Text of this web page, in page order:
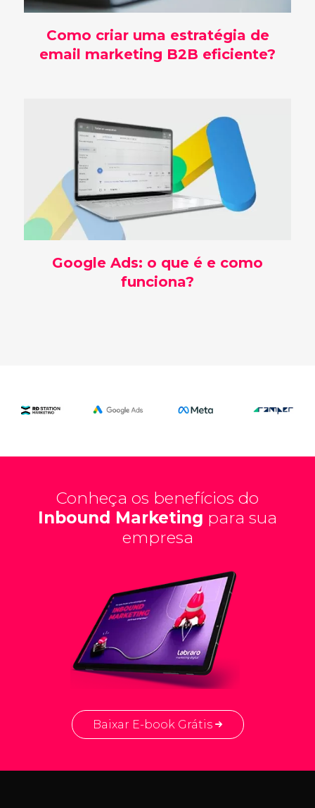
Como criar uma estratégia de
email marketing B2B eficiente?
Google Ads: o que é e como
funciona?
Conheça os benefícios do
Inbound Marketing para sua
empresa
Baixar E-book Grátis